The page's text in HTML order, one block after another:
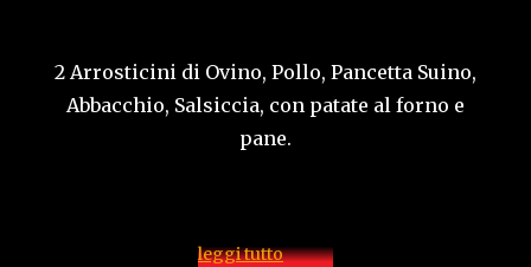
2 Arrosticini di Ovino, Pollo, Pancetta Suino,
Abbacchio, Salsiccia, con patate al forno e
pane.
leggi tutto